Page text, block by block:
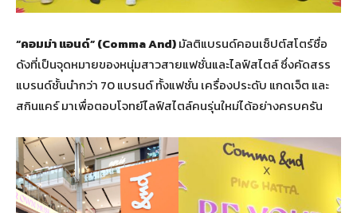
“คอมม่า แอนด์” (Comma And)มัลติแบรนด์คอนเซ็ปต์สโตร์ชื่อ
ดังที่เป็นจุดหมายของหนุ่มสาวสายแฟชั่นและไลฟ์สไตล์ ซึ่งคัดสรร
แบรนด์ชั้นนำกว่า 70 แบรนด์ ทั้งแฟชั่น เครื่องประดับ แกดเจ็ต และ
สกินแคร์ มาเพื่อตอบโจทย์ไลฟ์สไตล์คนรุ่นใหม่ได้อย่างครบครัน